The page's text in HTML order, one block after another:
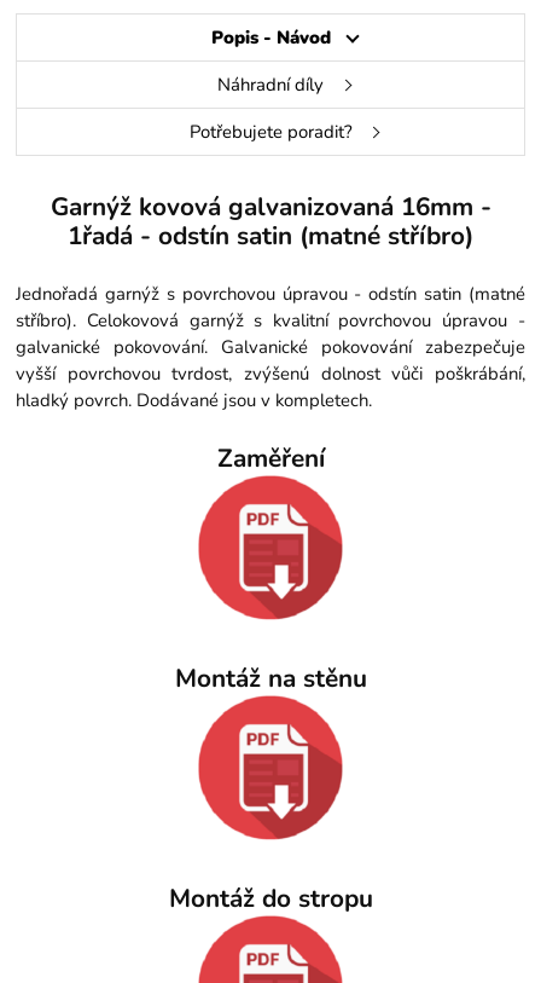
Popis - Návod
Náhradní díly
Potřebujete poradit?
Garnýž kovová galvanizovaná 16mm -
1řadá - odstín satin (matné stříbro)
Jednořadá garnýž s povrchovou úpravou - odstín satin (matné
stříbro). Celokovová garnýž s kvalitní povrchovou úpravou -
galvanické pokovování. Galvanické pokovování zabezpečuje
vyšší povrchovou tvrdost, zvýšenú dolnost vůči poškrábání,
hladký povrch. Dodávané jsou v kompletech.
Zaměření
Montáž na stěnu
Montáž do stropu